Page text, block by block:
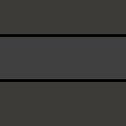
pour POUTZ ta